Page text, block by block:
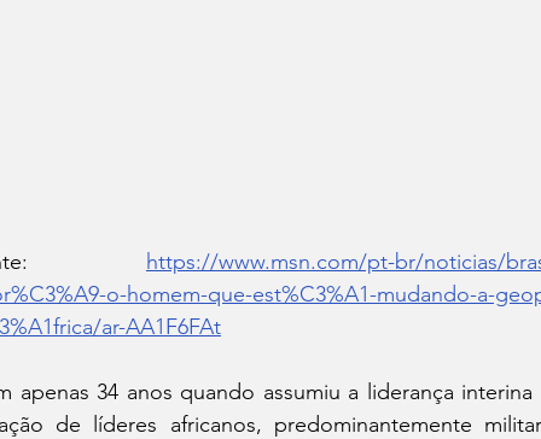
https://www.msn.com/pt-br/noticias/
o-homem-que-est%C3%A1-mudando-a-
ar-AA1F6FAt
apenas 34 anos quando assumiu a liderança
de líderes africanos, predominantemente